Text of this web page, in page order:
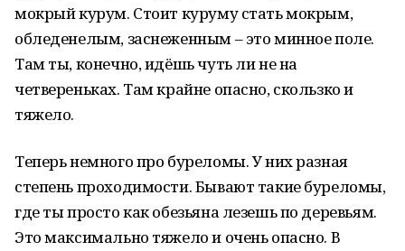
мокрый курум. Стоит куруму стать мокрым,
обледенелым, заснеженным – это минное поле.
Там ты, конечно, идёшь чуть ли не на
четвереньках. Там крайне опасно, скользко и
тяжело.
Теперь немного про буреломы. У них разная
степень проходимости. Бывают такие буреломы,
где ты просто как обезьяна лезешь по деревьям.
Это максимально тяжело и очень опасно. В